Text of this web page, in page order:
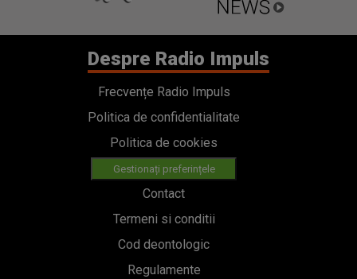
Despre Radio Impuls
Frecvențe Radio Impuls
Politica de confidentialitate
Politica de cookies
Gestionați preferințele
Contact
Termeni si conditii
Cod deontologic
Regulamente